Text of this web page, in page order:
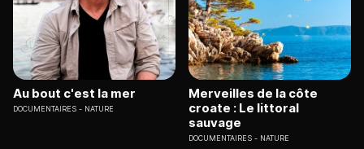
Au bout c'est la mer
DOCUMENTAIRES NATURE
Merveilles de la côte
croate : Le littoral
sauvage
DOCUMENTAIRES NATURE